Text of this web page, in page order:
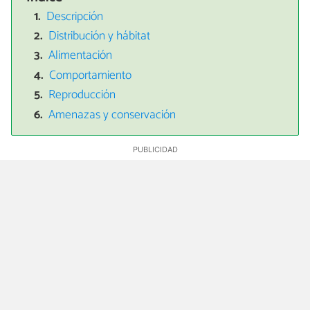
Descripción
Distribución y hábitat
Alimentación
Comportamiento
Reproducción
Amenazas y conservación